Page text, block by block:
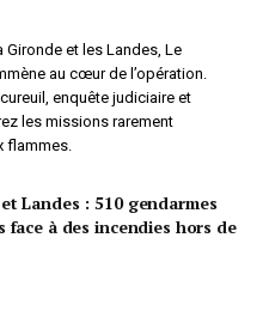
et les Landes, Le
au cœur de l’opération.
enquête judiciaire et
les missions rarement
flammes.
Landes : 510 gendarmes
face à des incendies hors de